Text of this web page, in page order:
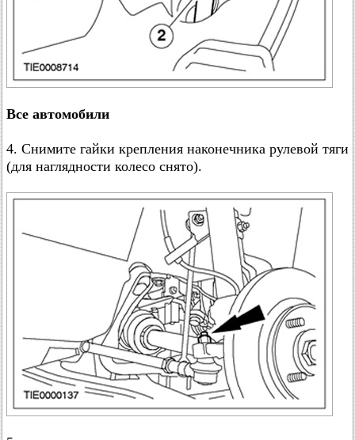
Все автомобили
4. Снимите гайки крепления наконечника рулевой тяги
(для наглядности колесо снято).